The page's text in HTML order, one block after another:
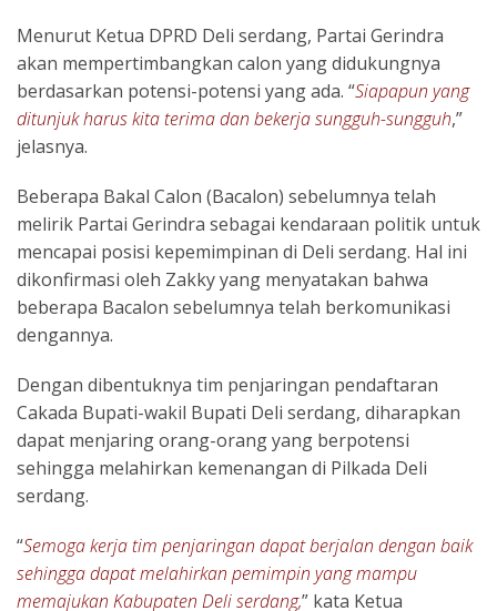
Menurut Ketua DPRD Deli serdang, Partai Gerindra
akan mempertimbangkan calon yang didukungnya
berdasarkan potensi-potensi yang ada. “Siapapun yang
ditunjuk harus kita terima dan bekerja sungguh-sungguh,”
jelasnya.
Beberapa Bakal Calon (Bacalon) sebelumnya telah
melirik Partai Gerindra sebagai kendaraan politik untuk
mencapai posisi kepemimpinan di Deli serdang. Hal ini
dikonfirmasi oleh Zakky yang menyatakan bahwa
beberapa Bacalon sebelumnya telah berkomunikasi
dengannya.
Dengan dibentuknya tim penjaringan pendaftaran
Cakada Bupati-wakil Bupati Deli serdang, diharapkan
dapat menjaring orang-orang yang berpotensi
sehingga melahirkan kemenangan di Pilkada Deli
serdang.
“Semoga kerja tim penjaringan dapat berjalan dengan baik
sehingga dapat melahirkan pemimpin yang mampu
memajukan Kabupaten Deli serdang,” kata Ketua